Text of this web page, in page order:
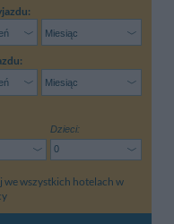
Dzieci:
we wszystkich hotelach w